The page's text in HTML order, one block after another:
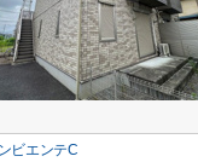
ビエンテC